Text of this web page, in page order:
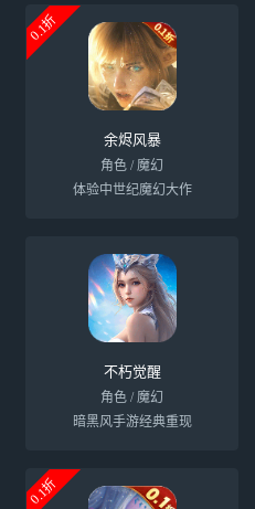
0.1折
余烬风暴
角色 / 魔幻
体验中世纪魔幻大作
不朽觉醒
角色 / 魔幻
暗黑风手游经典重现
0.1折